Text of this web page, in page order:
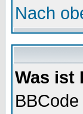
Nach
Was ist